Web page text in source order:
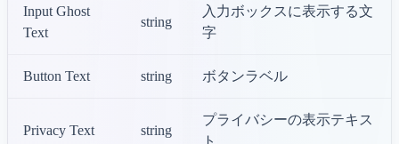
Input Ghost
Text
string
入力ボックスに表示する文
字
Button Text string ボタンラベル
Privacy Text string
プライバシーの表示テキス
ト